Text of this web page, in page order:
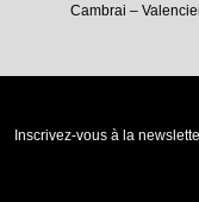
Cambrai –
Inscrivez-vous à la